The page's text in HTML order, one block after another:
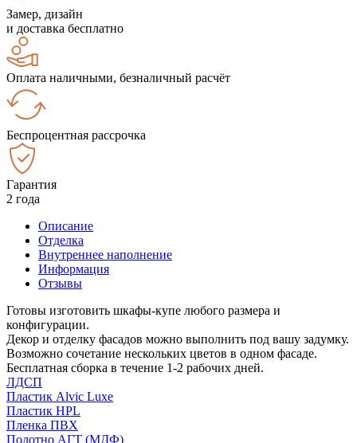
Замер, дизайн
и доставка бесплатно
Оплата наличными, безналичный расчёт
Беспроцентная рассрочка
Гарантия
2 года
Описание
Отделка
Внутреннее наполнение
Информация
Отзывы
Готовы изготовить шкафы-купе любого размера и
конфигурации.
Декор и отделку фасадов можно выполнить под вашу задумку.
Возможно сочетание нескольких цветов в одном фасаде.
Бесплатная сборка в течение 1-2 рабочих дней.
ЛДСП
Пластик Alvic Luxe
Пластик HPL
Пленка ПВХ
Полотно АГТ (МДФ)